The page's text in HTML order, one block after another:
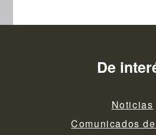
De
Noticias
Comunicados